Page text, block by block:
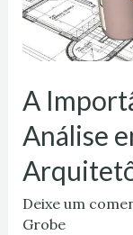
A
Análise
Deixe um
Grobe
Projetos
Arquitetônicos